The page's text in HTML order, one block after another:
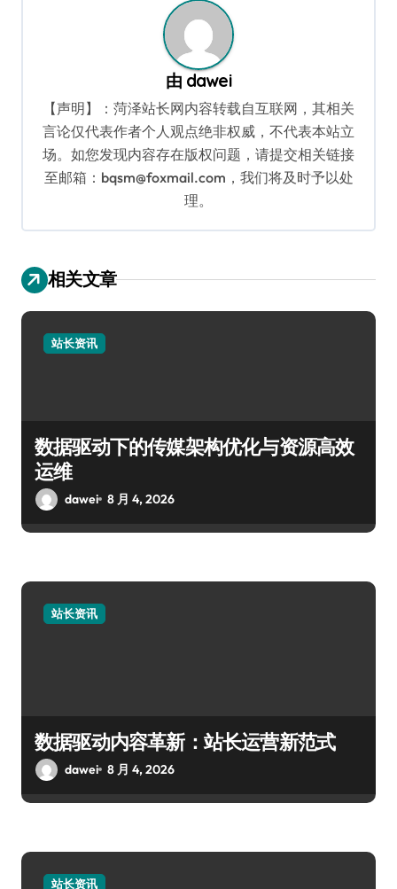
由 dawei
【声明】：菏泽站长网内容转载自互联网，其相关
言论仅代表作者个人观点绝非权威，不代表本站立
场。如您发现内容存在版权问题，请提交相关链接
至邮箱：bqsm@foxmail.com，我们将及时予以处
理。
相关文章
站长资讯
数据驱动下的传媒架构优化与资源高效
运维
dawei 8 月 4, 2026
站长资讯
数据驱动内容革新：站长运营新范式
dawei 8 月 4, 2026
站长资讯